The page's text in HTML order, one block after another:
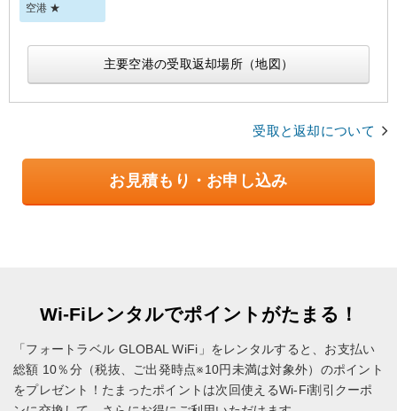
空港 ★
主要空港の受取返却場所（地図）
受取と返却について
お見積もり・お申し込み
Wi-Fiレンタルでポイントがたまる！
「フォートラベル GLOBAL WiFi」をレンタルすると、お支払い
総額 10％分（税抜、ご出発時点※10円未満は対象外）のポイント
をプレゼント！ たまったポイントは次回使えるWi-Fi割引クーポ